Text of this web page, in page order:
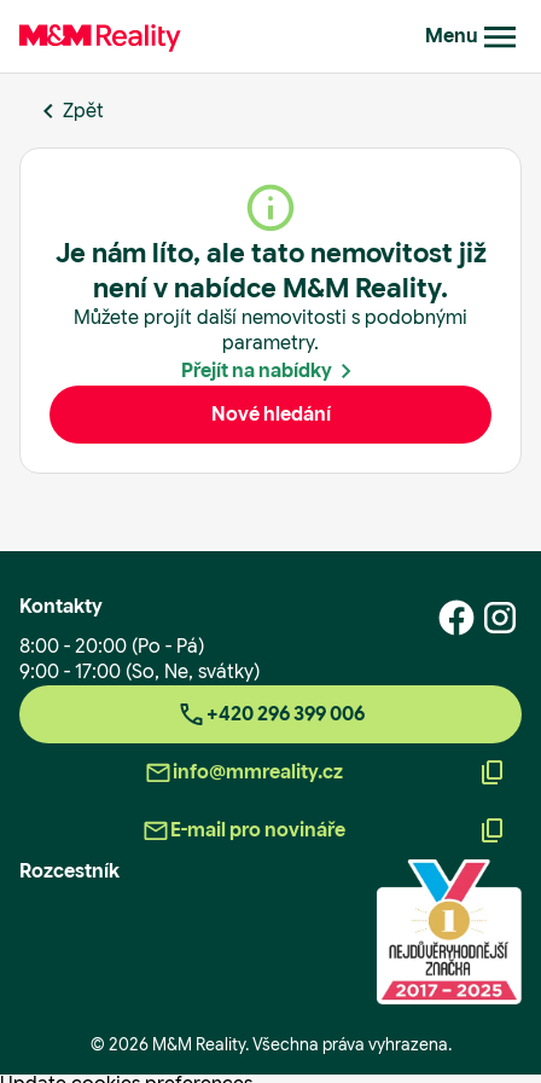
Menu
Zpět
Je nám líto, ale tato nemovitost již
není v nabídce M&M Reality.
Můžete projít další nemovitosti s podobnými
parametry.
Přejít na nabídky
Nové hledání
Kontakty
8:00 - 20:00 (Po - Pá)
9:00 - 17:00 (So, Ne, svátky)
+420 296 399 006
info@mmreality.cz
E-mail pro novináře
Rozcestník
© 2026 M&M Reality. Všechna práva vyhrazena.